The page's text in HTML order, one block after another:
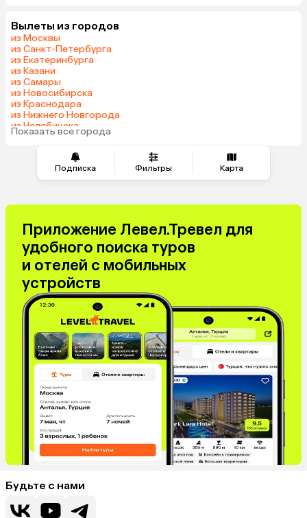
Подписка Фильтры Карта
Беларусь
Шри-Ланка
Азербайджан
Сербия
Гонконг
Таджикистан
Вылеты из городов
из Москвы
из Санкт-Петербурга
из Екатеринбурга
из Казани
из Самары
из Новосибирска
из Краснодара
из Нижнего Новгорода
из Челябинска
из Тюмени
Показать все города
Приложение Левел.Тревел для
удобного поиска туров
и отелей с мобильных
устройств
Будьте с нами